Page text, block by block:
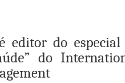
editor do especial
do